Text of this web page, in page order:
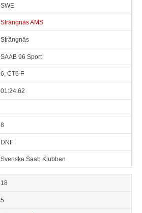
SWE
Strängnäs AMS
Strängnäs
SAAB 96 Sport
6, CT6 F
01:24.62
8
DNF
Svenska Saab Klubben
18
5